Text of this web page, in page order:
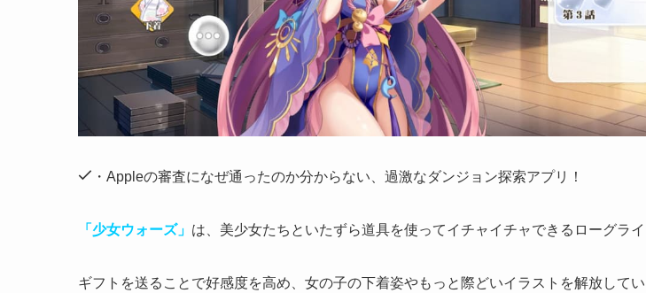
・Appleの審査になぜ通ったのか分からない、過激なダンジョン探索アプリ！
「少女ウォーズ」 は、美少女たちといたずら道具を使ってイチャイチャできるローグライ
ギフトを送ることで好感度を高め、女の子の下着姿やもっと際どいイラストを解放して